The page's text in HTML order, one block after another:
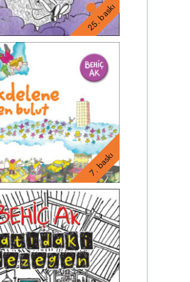
25. baskı
7. baskı